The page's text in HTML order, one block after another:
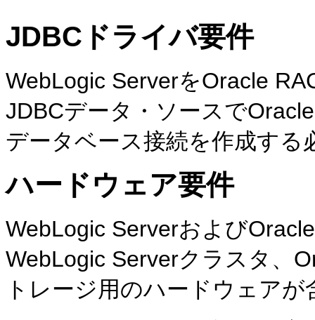
JDBCドライバ要件
WebLogic ServerをOracle
JDBCデータ・ソースで
データベース接続を作成する
ハードウェア要件
WebLogic Serverおよび
WebLogic Serverクラスタ、
トレージ用のハードウェア